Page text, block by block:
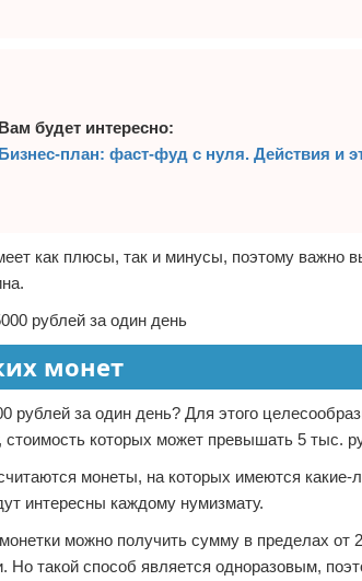
Вам будет интересно:
Бизнес-план: фаст-фуд с нуля. Действия и
как плюсы, так и минусы, поэтому важно
монет
рублей за один день? Для этого
стоимость которых может превышать 5 тыс.
монеты, на которых имеются какие-
интересны каждому нумизмату.
можно получить сумму в пределах от
Но такой способ является одноразовым,